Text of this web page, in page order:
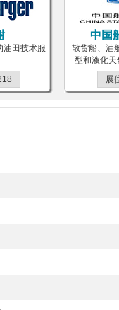
田技术服
中国
散货船、油
型和液化天
海洋工程装
展